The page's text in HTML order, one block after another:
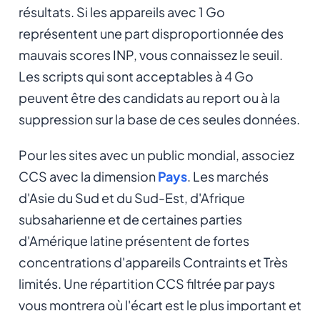
résultats. Si les appareils avec 1 Go
représentent une part disproportionnée des
mauvais scores INP, vous connaissez le seuil.
Les scripts qui sont acceptables à 4 Go
peuvent être des candidats au report ou à la
suppression sur la base de ces seules données.
Pour les sites avec un public mondial, associez
CCS avec la dimensionPays. Les marchés
d'Asie du Sud et du Sud-Est, d'Afrique
subsaharienne et de certaines parties
d'Amérique latine présentent de fortes
concentrations d'appareils Contraints et Très
limités. Une répartition CCS filtrée par pays
vous montrera où l'écart est le plus important et